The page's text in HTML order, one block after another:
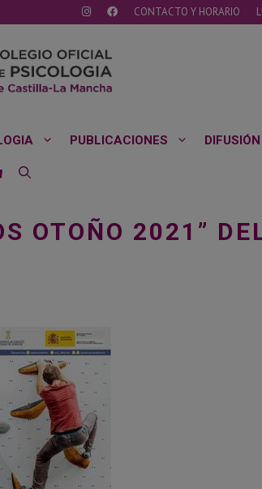
CONTACTO Y HORARIO
PUBLICACIONES DIFUSIÓN
OTOÑO 2021”